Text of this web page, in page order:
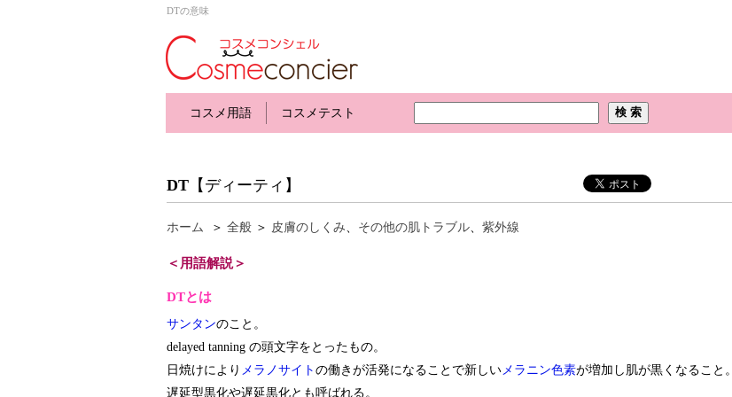
DTの意味
コスメ用語 コスメテスト
DT 【ディーティ】
ホーム ＞ 全般 ＞ 皮膚のしくみ、 その他の肌トラブル、 紫外線
＜用語解説＞
DTとは
サンタンのこと。
delayed tanning の頭文字をとったもの。
日焼けにより メラノサイト の働きが活発になることで新しいメラニン色素が増加し肌が黒くなること。
遅延型黒化や遅延黒化とも呼ばれる。